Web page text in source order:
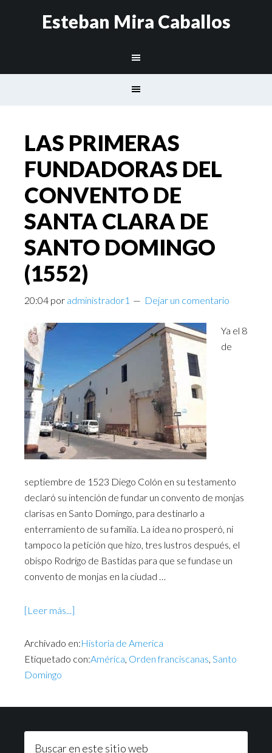
Esteban Mira Caballos
LAS PRIMERAS
FUNDADORAS DEL
CONVENTO DE
SANTA CLARA DE
SANTO DOMINGO
(1552)
20:04 por administrador1 Dejar un comentario
Ya el 8
de
septiembre de 1523 Diego Colón en su testamento
declaró su intención de fundar un convento de monjas
clarisas en Santo Domingo, para destinarlo a
enterramiento de su familia. La idea no prosperó, ni
tampoco la petición que hizo, tres lustros después, el
obispo Rodrigo de Bastidas para que se fundase un
convento de monjas en la ciudad …
[Leer más...]
Archivado en:Historia de America
Etiquetado con:América, Orden franciscanas, Santo
Domingo